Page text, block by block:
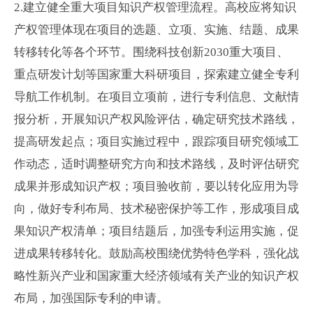
2.建立健全重大项目知识产权管理流程。高校应将知识
产权管理体现在项目的选题、立项、实施、结题、成果
转移转化等各个环节。围绕科技创新2030重大项目、
重点研发计划等国家重大科研项目，探索建立健全专利
导航工作机制。在项目立项前，进行专利信息、文献情
报分析，开展知识产权风险评估，确定研究技术路线，
提高研发起点；项目实施过程中，跟踪项目研究领域工
作动态，适时调整研究方向和技术路线，及时评估研究
成果并形成知识产权；项目验收前，要以转化应用为导
向，做好专利布局、技术秘密保护等工作，形成项目成
果知识产权清单；项目结题后，加强专利运用实施，促
进成果转移转化。鼓励高校围绕优势特色学科，强化战
略性新兴产业和国家重大经济领域有关产业的知识产权
布局，加强国际专利的申请。